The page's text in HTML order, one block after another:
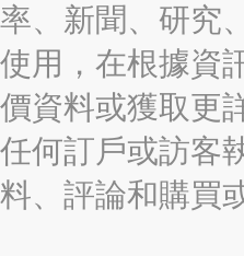
率、新聞、研究
使用，在根據資
價資料或獲取更
任何訂戶或訪客
料、評論和購買